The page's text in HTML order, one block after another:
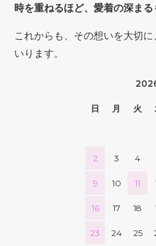
時を重ねるほど、愛着の深まる
これからも、その想いを大切
いります。
日 月 火
2 3 4
9 10 11
16 17 18
23 24 25